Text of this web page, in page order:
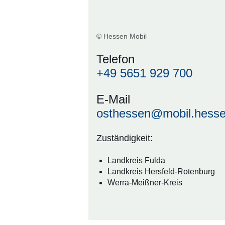
© Hessen Mobil
Telefon
+49 5651 929 700
E-Mail
Zuständigkeit:
Landkreis Fulda
Landkreis Hersfeld-Rotenburg
Werra-Meißner-Kreis